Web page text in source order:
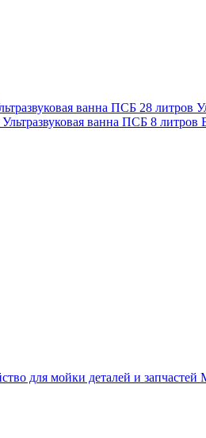
ванна ПСБ 28 литров
Ультразвуковая ванна ПСБ 8 литров
для мойки деталей и